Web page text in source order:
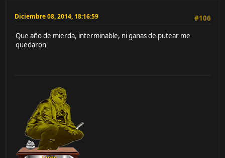
Diciembre 08, 2014, 18:16:59
#106
Que año de mierda, interminable, ni ganas de putear me
quedaron